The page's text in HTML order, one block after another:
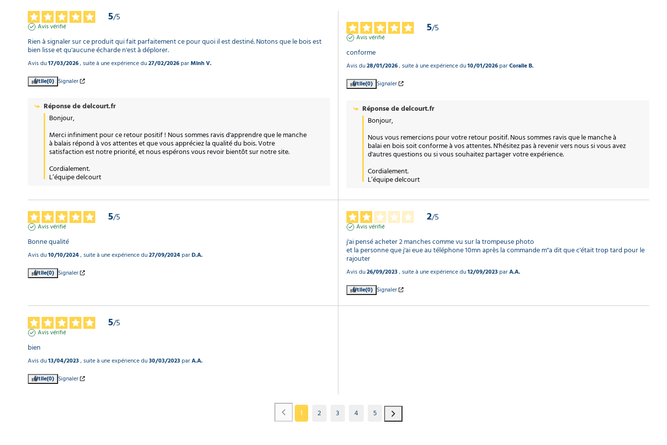
5/5
Avis vérifié
Rien à signaler sur ce produit qui fait parfaitement ce pour quoi il est destiné. Notons que le bois est
bien lisse et qu'aucune écharde n'est à déplorer.
Avis du17/03/2026, suite à une expérience du27/02/2026parMinh V.
Utile(0) Signaler
Réponse dedelcourt.fr
Bonjour,
Merci infiniment pour ce retour positif ! Nous sommes ravis d'apprendre que le manche
à balais répond à vos attentes et que vous appréciez la qualité du bois. Votre
satisfaction est notre priorité, et nous espérons vous revoir bientôt sur notre site.
Cordialement.
L’équipe delcourt
5/5
Avis vérifié
conforme
Avis du28/01/2026, suite à une expérience du10/01/2026parCoralie B.
Utile(0) Signaler
Réponse dedelcourt.fr
Bonjour,
Nous vous remercions pour votre retour positif. Nous sommes ravis que le manche à
balai en bois soit conforme à vos attentes. N'hésitez pas à revenir vers nous si vous avez
d'autres questions ou si vous souhaitez partager votre expérience.
Cordialement.
L’équipe delcourt
5/5
Avis vérifié
Bonne qualité
Avis du10/10/2024, suite à une expérience du27/09/2024parD.A.
Utile(0) Signaler
2/5
Avis vérifié
j'ai pensé acheter 2 manches comme vu sur la trompeuse photo
et la personne que j'ai eue au téléphone 10mn après la commande m''a dit que c'était trop tard pour le
rajouter
Avis du26/09/2023, suite à une expérience du12/09/2023parA.A.
Utile(0) Signaler
5/5
Avis vérifié
bien
Avis du13/04/2023, suite à une expérience du30/03/2023parA.A.
Utile(0) Signaler
1 2 3 4 5